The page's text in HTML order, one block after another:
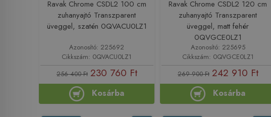
Ravak Chrome CSDL2 100 cm
zuhanyajtó Transzparent
üveggel, szatén 0QVACU0LZ1
Azonosító: 225692
Cikkszám: 0QVACU0LZ1
256 400 Ft 230 760 Ft
Kosárba
Ravak Chrome CSDL2 120 cm
zuhanyajtó Transzparent
üveggel, matt fehér
0QVGCE0LZ1
Azonosító: 225695
Cikkszám: 0QVGCE0LZ1
269 900 Ft 242 910 Ft
Kosárba